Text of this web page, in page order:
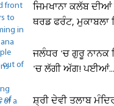
ਜਿਮਖਾਨਾ ਕਲੱਬ ਦੀਆਂ
ਥਰਡ ਫਰੰਟ, ਮੁਕਾਬਲਾ
ਜਲੰਧਰ 'ਚ ਗੁਰੂ ਨਾਨਕ
'ਚ ਲੱਗੀ ਅੱਗ! ਪਈਆਂ...
ਸ਼੍ਰੀ ਦੇਵੀ ਤਲਾਬ